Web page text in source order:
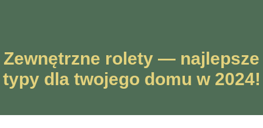
Zewnętrzne rolety — najlepsze
typy dla twojego domu w 2024!